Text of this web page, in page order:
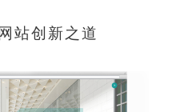
站创新之道